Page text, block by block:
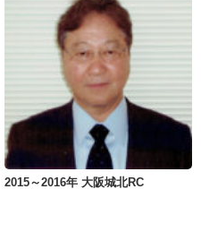
2015～2016年 大阪城北RC